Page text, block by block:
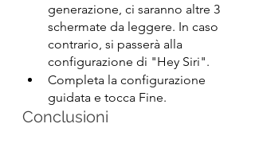
generazione, ci saranno altre 3
schermate da leggere. In caso
contrario, si passerà alla
configurazione di "Hey Siri".
Completa la configurazione
guidata e tocca Fine.
Conclusioni